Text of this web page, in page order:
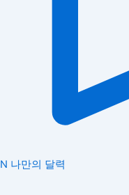
N 나만의 달력